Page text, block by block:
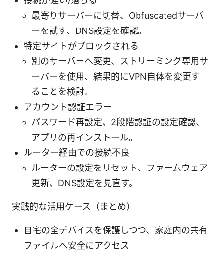
最寄りサーバーに切替、Obfuscatedサーバ
ーを試す、DNS設定を確認。
特定サイトがブロックされる
別のサーバーへ変更、ストリーミング専用サ
ーバーを使用、結果的にVPN自体を変更す
ることを検討。
アカウント認証エラー
パスワード再設定、2段階認証の設定確認、
アプリの再インストール。
ルーター経由での接続不良
ルーターの設定をリセット、ファームウェア
更新、DNS設定を見直す。
実践的な活用ケース（まとめ）
自宅の全デバイスを保護しつつ、家庭内の共有
ファイルへ安全にアクセス